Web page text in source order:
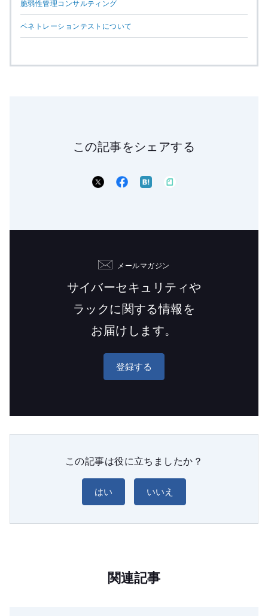
脆弱性管理コンサルティング
ペネトレーションテストについて
この記事をシェアする
メールマガジン
サイバーセキュリティや
ラックに関する情報を
お届けします。
登録する
この記事は役に立ちましたか？
はい いいえ
関連記事